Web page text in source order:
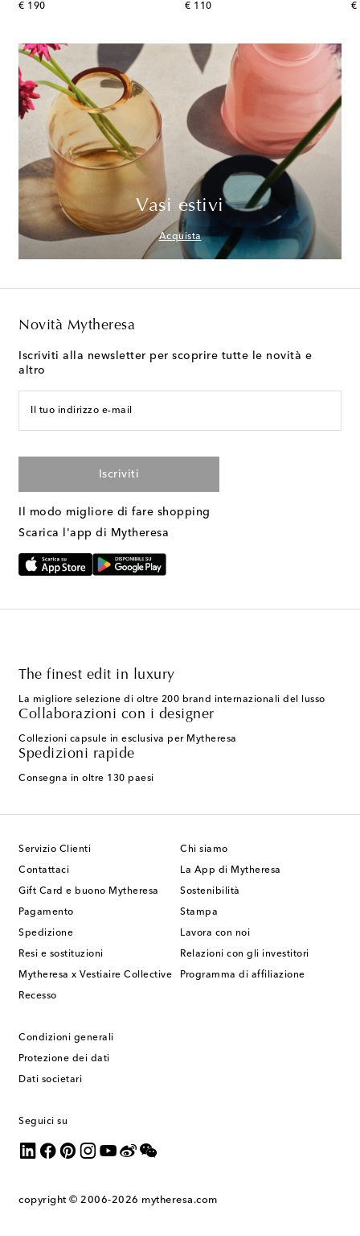
€ 190
original price
€ 110
original price €
Vasi estivi
Acquista
Novità Mytheresa
Iscriviti alla newsletter per scoprire tutte le novità e
altro
Il tuo indirizzo e-mail
Iscriviti
Il modo migliore di fare shopping
Scarica l'app di Mytheresa
The finest edit in luxury
La migliore selezione di oltre 200 brand internazionali del lusso
Collaborazioni con i designer
Collezioni capsule in esclusiva per Mytheresa
Spedizioni rapide
Consegna in oltre 130 paesi
Servizio Clienti
Contattaci
Gift Card e buono Mytheresa
Pagamento
Spedizione
Resi e sostituzioni
Mytheresa x Vestiaire Collective
Recesso
Chi siamo
La App di Mytheresa
Sostenibilità
Stampa
Lavora con noi
Relazioni con gli investitori
Programma di affiliazione
Condizioni generali
Protezione dei dati
Dati societari
Seguici su
copyright © 2006-2026 mytheresa.com